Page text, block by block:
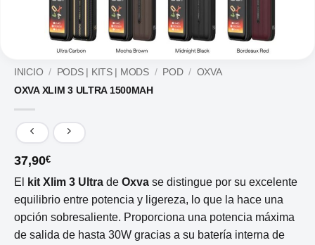
INICIO / PODS | KITS | MODS / POD / OXVA
OXVA XLIM 3 ULTRA 1500MAH
37,90€
El kit Xlim 3 Ultra de Oxva se distingue por su excelente
equilibrio entre potencia y ligereza, lo que la hace una
opción sobresaliente. Proporciona una potencia máxima
de salida de hasta 30W gracias a su batería interna de